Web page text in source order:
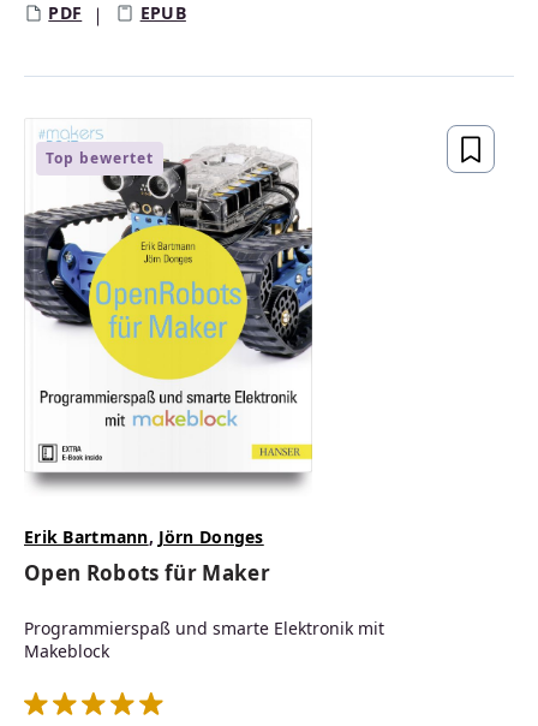
PDF EPUB
Top bewertet
Erik Bartmann, Jörn Donges
Open Robots für Maker
Programmierspaß und smarte Elektronik mit
Makeblock